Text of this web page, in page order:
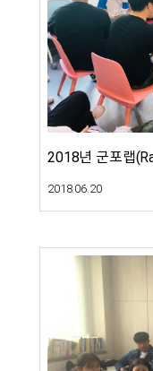
2018년 군포랩
2018.06.20